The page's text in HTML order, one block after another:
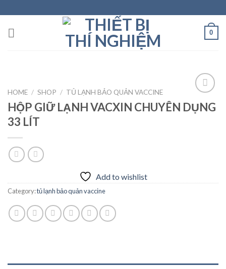
to
content
0
HOME / SHOP / TỦ LẠNH BẢO QUẢN VACCINE
HỘP GIỮ LẠNH VACXIN CHUYÊN DỤNG
33 LÍT
Add to wishlist
Category:tủ lạnh bảo quản vaccine